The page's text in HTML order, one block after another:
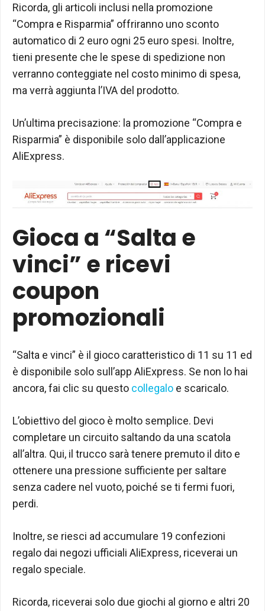
Ricorda, gli articoli inclusi nella promozione
“Compra e Risparmia” offriranno uno sconto
automatico di 2 euro ogni 25 euro spesi. Inoltre,
tieni presente che le spese di spedizione non
verranno conteggiate nel costo minimo di spesa,
ma verrà aggiunta l’IVA del prodotto.
Un’ultima precisazione: la promozione “Compra e
Risparmia” è disponibile solo dall’applicazione
AliExpress.
Gioca a “Salta e
vinci” e ricevi
coupon
promozionali
“Salta e vinci” è il gioco caratteristico di 11 su 11 ed
è disponibile solo sull’app AliExpress. Se non lo hai
ancora, fai clic su questo collegalo e scaricalo.
L’obiettivo del gioco è molto semplice. Devi
completare un circuito saltando da una scatola
all’altra. Qui, il trucco sarà tenere premuto il dito e
ottenere una pressione sufficiente per saltare
senza cadere nel vuoto, poiché se ti fermi fuori,
perdi.
Inoltre, se riesci ad accumulare 19 confezioni
regalo dai negozi ufficiali AliExpress, riceverai un
regalo speciale.
Ricorda, riceverai solo due giochi al giorno e altri 20